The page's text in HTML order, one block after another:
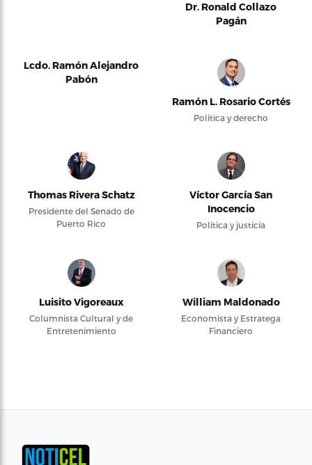
Dr. Ronald Collazo
Pagán
Lcdo. Ramón Alejandro
Pabón
Ramón L. Rosario Cortés
Política y derecho
Thomas Rivera Schatz
Presidente del Senado de
Puerto Rico
Víctor García San
Inocencio
Política y justicia
Luisito Vigoreaux
Columnista Cultural y de
Entretenimiento
William Maldonado
Economista y Estratega
Financiero